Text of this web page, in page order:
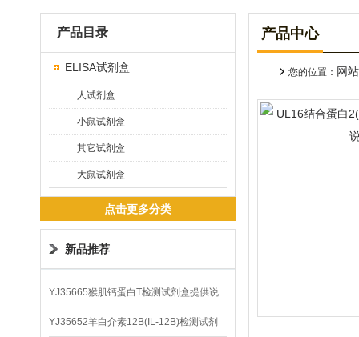
产品目录
ELISA试剂盒
人试剂盒
小鼠试剂盒
其它试剂盒
大鼠试剂盒
点击更多分类
新品推荐
YJ35665猴肌钙蛋白T检测试剂盒提供说
明书
YJ35652羊白介素12B(IL-12B)检测试剂
产品中心
您的位置： 网